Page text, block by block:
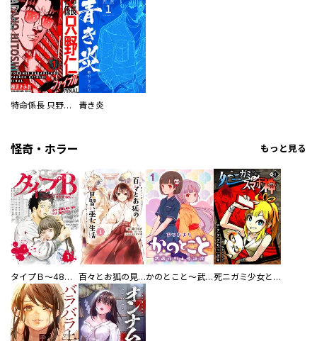
特命係長 只野仁ファイナル 愛蔵版 青き炎
怪奇・ホラー もっと見る
タイプＢ～48時間後、致死率100％～【単話】 百々とお狐の見習い巫女生活【単行本版】 かのとこと～武蔵花町怪話譚～ 【連載版】 死ニガミ少女とスマホ神